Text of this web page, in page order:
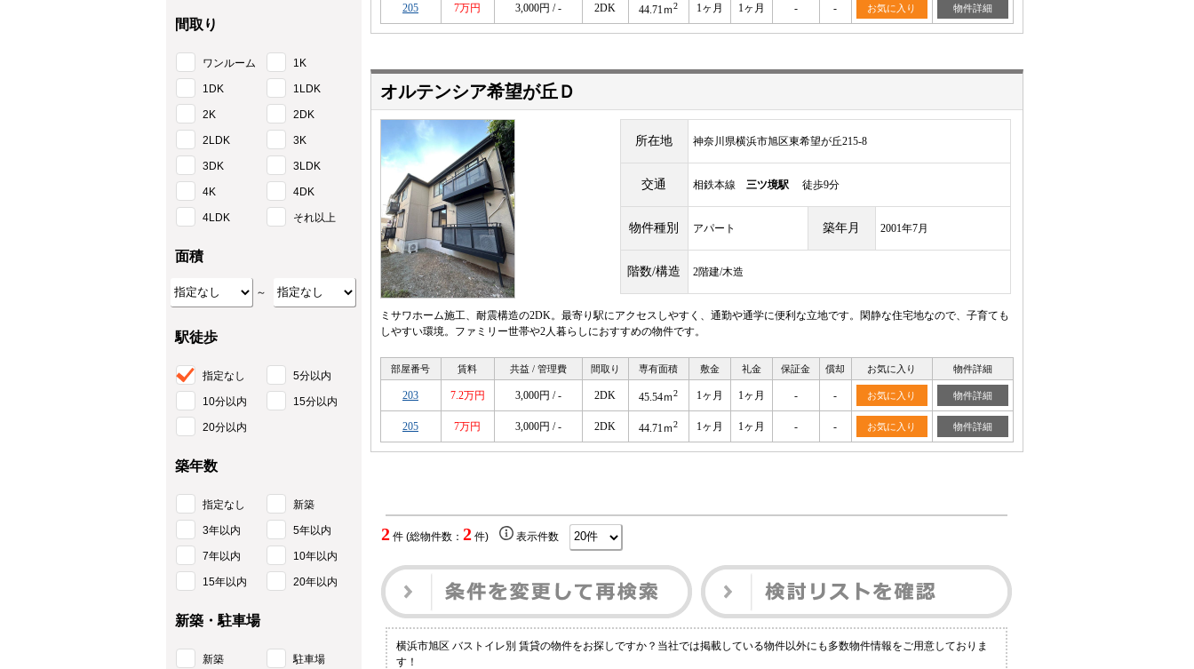
205 7万円 3,000円 / - 2DK 44.71ｍ2 1ヶ月 1ヶ月 - - お気に入り 物件詳細
オルテンシア希望が丘Ｄ
所在地 神奈川県横浜市旭区東希望が丘215-8
交通 相鉄本線 三ツ境駅徒歩9分
物件種別 アパート 築年月 2001年7月
階数/構造 2階建/木造
ミサワホーム施工、耐震構造の2DK。最寄り駅にアクセスしやすく、通勤や通学に便利な立地です。閑静な住宅地なので、子育ても
しやすい環境。ファミリー世帯や2人暮らしにおすすめの物件です。
部屋番号 賃料 共益 / 管理費 間取り 専有面積 敷金 礼金 保証金 償却 お気に入り 物件詳細
203 7.2万円 3,000円 / - 2DK 45.54ｍ2 1ヶ月 1ヶ月 - - お気に入り 物件詳細
205 7万円 3,000円 / - 2DK 44.71ｍ2 1ヶ月 1ヶ月 - - お気に入り 物件詳細
2 件 (総物件数： 2 件) 表示件数
横浜市旭区 バストイレ別 賃貸の物件をお探しですか？当社では掲載している物件以外にも多数物件情報をご用意しておりま
す！
間取り
ワンルーム 1K
1DK 1LDK
2K 2DK
2LDK 3K
3DK 3LDK
4K 4DK
4LDK それ以上
面積
～
駅徒歩
指定なし 5分以内
10分以内 15分以内
20分以内
築年数
指定なし 新築
3年以内 5年以内
7年以内 10年以内
15年以内 20年以内
新築・駐車場
新築 駐車場